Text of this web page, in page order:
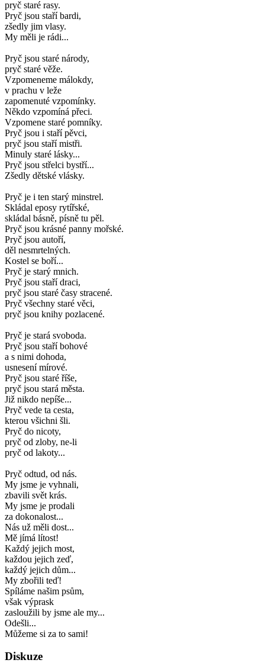
pryč staré rasy.
Pryč jsou staří bardi,
zšedly jim vlasy.
My měli je rádi...
Pryč jsou staré národy,
pryč staré věže.
Vzpomeneme málokdy,
v prachu v leže
zapomenuté vzpomínky.
Někdo vzpomíná přeci.
Vzpomene staré pomníky.
Pryč jsou i staří pěvci,
pryč jsou staří mistři.
Minuly staré lásky...
Pryč jsou střelci bystří...
Zšedly dětské vlásky.
Pryč je i ten starý minstrel.
Skládal eposy rytířské,
skládal básně, písně tu pěl.
Pryč jsou krásné panny mořské.
Pryč jsou autoří,
děl nesmrtelných.
Kostel se boří...
Pryč je starý mnich.
Pryč jsou staří draci,
pryč jsou staré časy stracené.
Pryč všechny staré věci,
pryč jsou knihy pozlacené.
Pryč je stará svoboda.
Pryč jsou staří bohové
a s nimi dohoda,
usnesení mírové.
Pryč jsou staré říše,
pryč jsou stará města.
Již nikdo nepíše...
Pryč vede ta cesta,
kterou všichni šli.
Pryč do nicoty,
pryč od zloby, ne-li
pryč od lakoty...
Pryč odtud, od nás.
My jsme je vyhnali,
zbavili svět krás.
My jsme je prodali
za dokonalost...
Nás už měli dost...
Mě jímá lítost!
Každý jejich most,
každou jejich zeď,
každý jejich dům...
My zbořili teď!
Spíláme našim psům,
však výprask
zasloužili by jsme ale my...
Odešli...
Můžeme si za to sami!
Diskuze